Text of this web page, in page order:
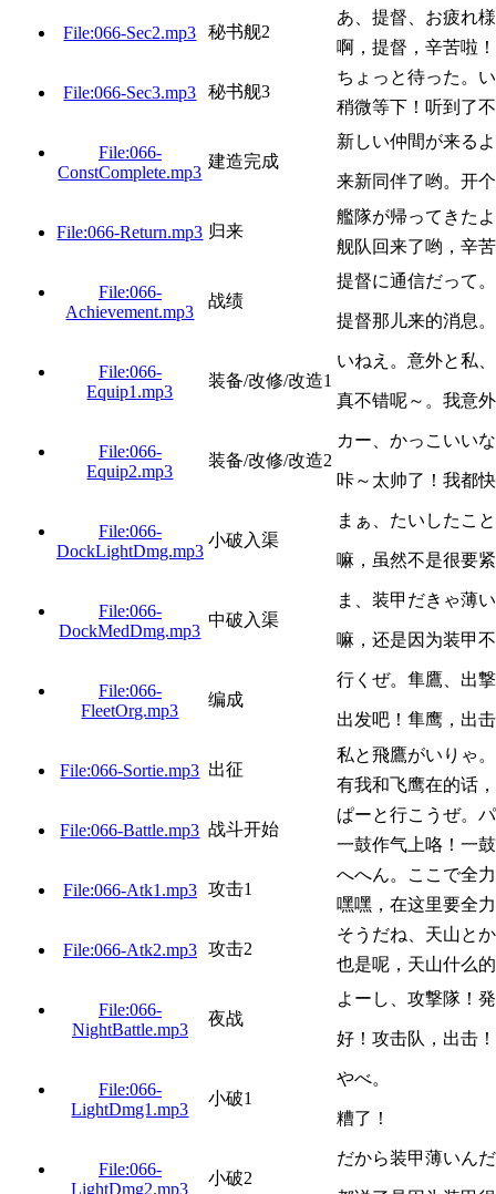
File:066-Sec2.mp3 秘书舰2
あ、提督、お疲れ
啊，提督，辛苦啦
File:066-Sec3.mp3 秘书舰3
ちょっと待った。
稍微等下！听到了
File:066-
ConstComplete.mp3
建造完成
新しい仲間が来る
来新同伴了哟。开
File:066-Return.mp3 归来
艦隊が帰ってきた
舰队回来了哟，辛
File:066-
Achievement.mp3
战绩
提督に通信だって
提督那儿来的消息
File:066-
Equip1.mp3
装备/改修/改造1
いねえ。意外と私
真不错呢～。我意
File:066-
Equip2.mp3
装备/改修/改造2
カー、かっこいい
咔～太帅了！我都
File:066-
DockLightDmg.mp3
小破入渠
まぁ、たいしたこ
嘛，虽然不是很要
File:066-
DockMedDmg.mp3
中破入渠
ま、装甲だきゃ薄
嘛，还是因为装甲
File:066-
FleetOrg.mp3
编成
行くぜ。隼鷹、出
出发吧！隼鹰，出
File:066-Sortie.mp3 出征
私と飛鷹がいりゃ
有我和飞鹰在的话
File:066-Battle.mp3 战斗开始
ぱーと行こうぜ。
一鼓作气上咯！一
File:066-Atk1.mp3 攻击1
へへん。ここで全
嘿嘿，在这里要全
File:066-Atk2.mp3 攻击2
そうだね、天山と
也是呢，天山什么
File:066-
NightBattle.mp3
夜战
よーし、攻撃隊！
好！攻击队，出击！
File:066-
LightDmg1.mp3
小破1
やべ。
糟了！
File:066-
LightDmg2.mp3
小破2
だから装甲薄いん